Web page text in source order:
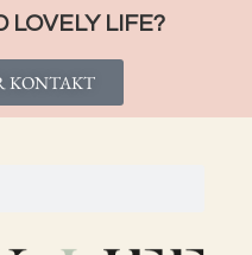
LOVELY LIFE?
KONTAKT